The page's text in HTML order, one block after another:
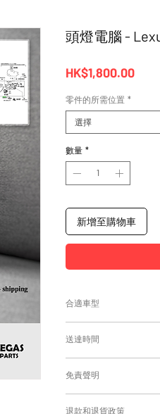
頭燈電腦 -
HK$1,800.00價
零件的所需位置 *
選擇
數量 *
新增至購物車
合適車型
送達時間
零件均從車廠或供應
需時感謝您的耐心等
免責聲明
退款和退貨政策